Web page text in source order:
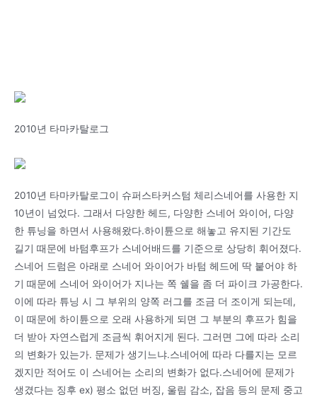
2010년 타마카탈로그
2010년 타마카탈로그이 슈퍼스타커스텀 체리스네어를 사용한 지
10년이 넘었다. 그래서 다양한 헤드, 다양한 스네어 와이어, 다양
한 튜닝을 하면서 사용해왔다.하이튠으로 해놓고 유지된 기간도
길기 때문에 바텀후프가 스네어배드를 기준으로 상당히 휘어졌다.
스네어 드럼은 아래로 스네어 와이어가 바텀 헤드에 딱 붙어야 하
기 때문에 스네어 와이어가 지나는 쪽 쉘을 좀 더 파이크 가공한다.
이에 따라 튜닝 시 그 부위의 양쪽 러그를 조금 더 조이게 되는데,
이 때문에 하이튠으로 오래 사용하게 되면 그 부분의 후프가 힘을
더 받아 자연스럽게 조금씩 휘어지게 된다. 그러면 그에 따라 소리
의 변화가 있는가. 문제가 생기느냐.스네어에 따라 다를지는 모르
겠지만 적어도 이 스네어는 소리의 변화가 없다.스네어에 문제가
생겼다는 징후 ex) 평소 없던 버징, 울림 감소, 잡음 등의 문제 중고